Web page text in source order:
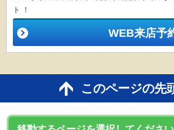
ト ！
WEB来店予
このページの先